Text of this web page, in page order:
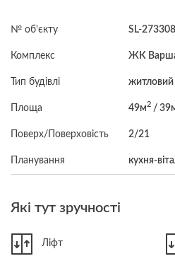
№ об'єкту SL-273308
Комплекс ЖК
Тип будівлі житловий
Площа 49м2 /
Поверх/Поверховість 2/21
Планування кухня-
Які тут зручності
Ліфт